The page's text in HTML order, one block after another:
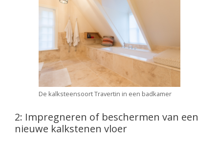
De kalksteensoort Travertin in een badkamer
2: Impregneren of beschermen van een
nieuwe kalkstenen vloer